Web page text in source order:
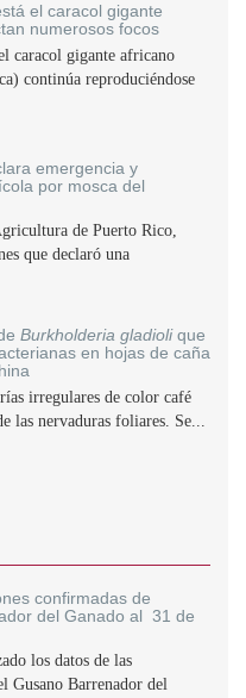
el caracol gigante
numerosos focos
caracol gigante africano
continúa reproduciéndose
emergencia y
por mosca del
de Puerto Rico,
que declaró una
Burkholderia gladiolique
en hojas de caña
irregulares de color café
las nervaduras foliares. Se...
confirmadas de
del Ganado al 31 de
los datos de las
Gusano Barrenador del